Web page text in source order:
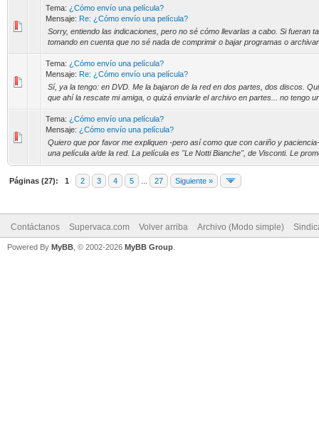
Tema: ¿Cómo envío una película?
Mensaje: Re: ¿Cómo envío una película?
Sorry, entiendo las indicaciones, pero no sé cómo llevarlas a cabo. Si fueran
tomando en cuenta que no sé nada de comprimir o bajar programas o
Tema: ¿Cómo envío una película?
Mensaje: Re: ¿Cómo envío una película?
Sí, ya la tengo: en DVD. Me la bajaron de la red en dos partes, dos discos.
que ahí la rescate mi amiga, o quizá enviarle el archivo en partes... no tengo
Tema: ¿Cómo envío una película?
Mensaje: ¿Cómo envío una película?
Quiero que por favor me expliquen -pero así como que con cariño y
una película a/de la red. La película es "Le Notti Bianche", de Visconti. Le
Páginas (27): 1 2 3 4 5 27 Siguiente »
Contáctanos Supervaca.com Volver arriba Archivo (Modo simple)
Powered By MyBB , © 2002-2026 MyBB Group